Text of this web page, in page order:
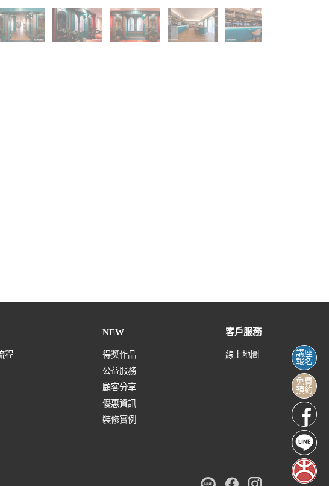
程
NEW
得獎作品
公益服務
顧客分享
優惠資訊
裝修實例
客戶服務
線上地圖
講座
報名
免費
預約